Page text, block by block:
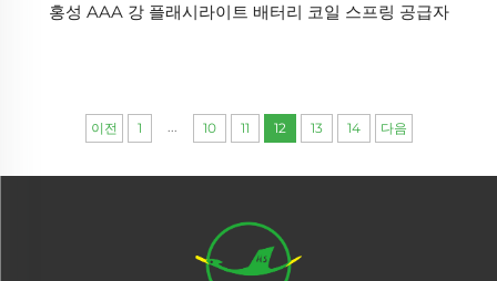
홍성 AAA 강 플래시라이트 배터리 코일 스프링 공급자
이전 1 10 11 12 13 14 다음